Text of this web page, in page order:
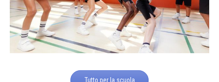
Tutto per la scuola